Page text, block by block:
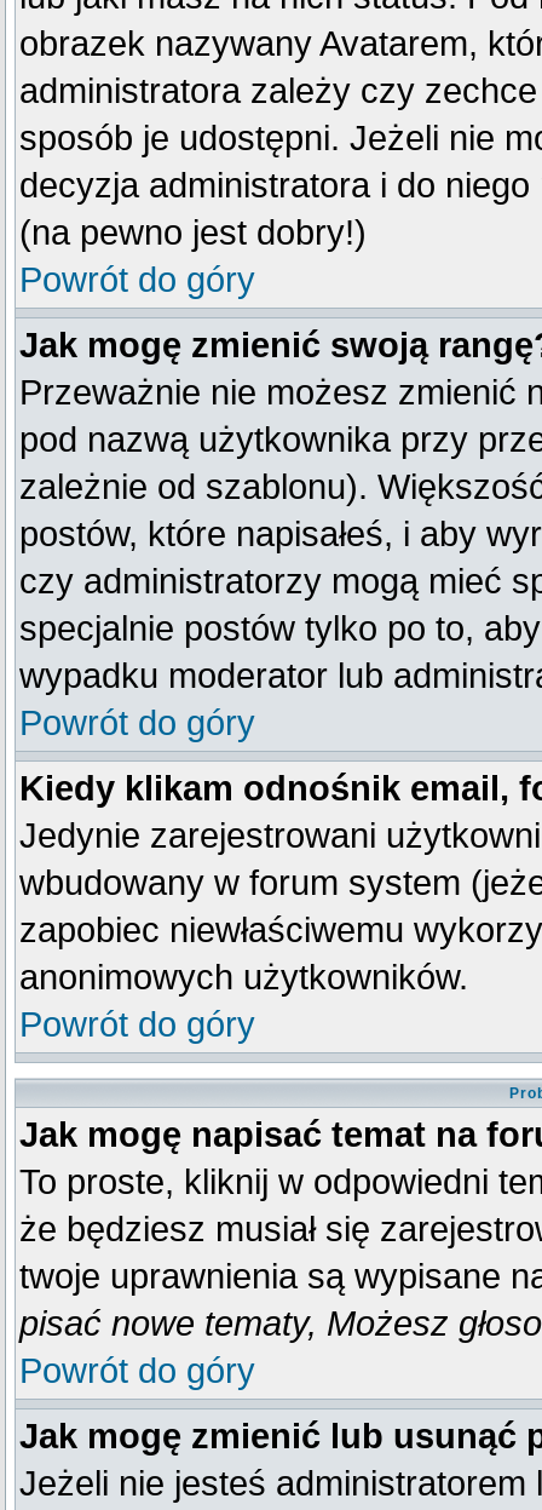
obrazek nazywany Avatarem,
administratora zależy czy
sposób je udostępni. Jeżeli nie
decyzja administratora i do
(na pewno jest dobry!)
Powrót do góry
Jak mogę zmienić swoją
Przeważnie nie możesz zmienić
pod nazwą użytkownika przy
zależnie od szablonu).
postów, które napisałeś, i aby
czy administratorzy mogą mieć
specjalnie postów tylko po to,
wypadku moderator lub
Powrót do góry
Kiedy klikam odnośnik email,
Jedynie zarejestrowani
wbudowany w forum system
zapobiec niewłaściwemu
anonimowych użytkowników.
Powrót do góry
Jak mogę napisać temat na
To proste, kliknij w odpowiedni
że będziesz musiał się
twoje uprawnienia są wypisane
pisać nowe tematy, Możesz
Powrót do góry
Jak mogę zmienić lub usunąć
Jeżeli nie jesteś